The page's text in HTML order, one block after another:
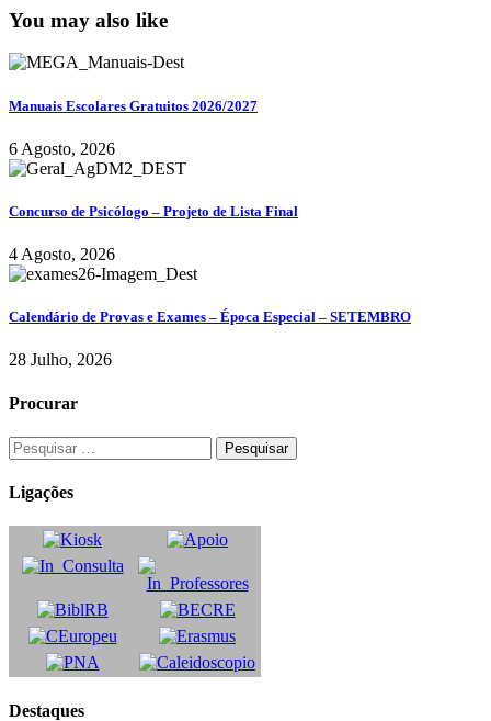
You may also like
Manuais Escolares Gratuitos 2026/2027
6 Agosto, 2026
Concurso de Psicólogo – Projeto de Lista Final
4 Agosto, 2026
Calendário de Provas e Exames – Época Especial – SETEMBRO
28 Julho, 2026
Procurar
Ligações
Destaques